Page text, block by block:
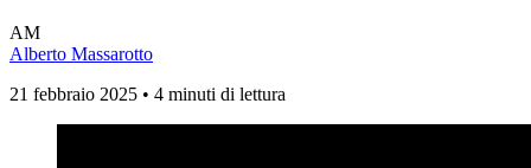
AM
Alberto Massarotto
21 febbraio 2025 • 4 minuti di lettura